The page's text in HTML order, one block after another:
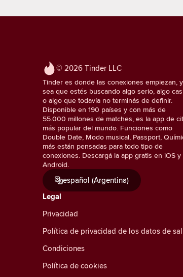
© 2026 Tinder LLC
Tinder es donde las conexiones empiezan,
sea que estés buscando algo serio, algo
o algo que todavía no terminás de definir.
Disponible en 190 países y con más de
55.000 millones de matches, es la app de
más popular del mundo. Funciones como
Double Date, Modo musical, Passport,
más están pensadas para todo tipo de
conexiones. Descargá la app gratis en iOS y
Android.
español (Argentina)
Legal
Privacidad
Política de privacidad de los datos de
Condiciones
Política de cookies